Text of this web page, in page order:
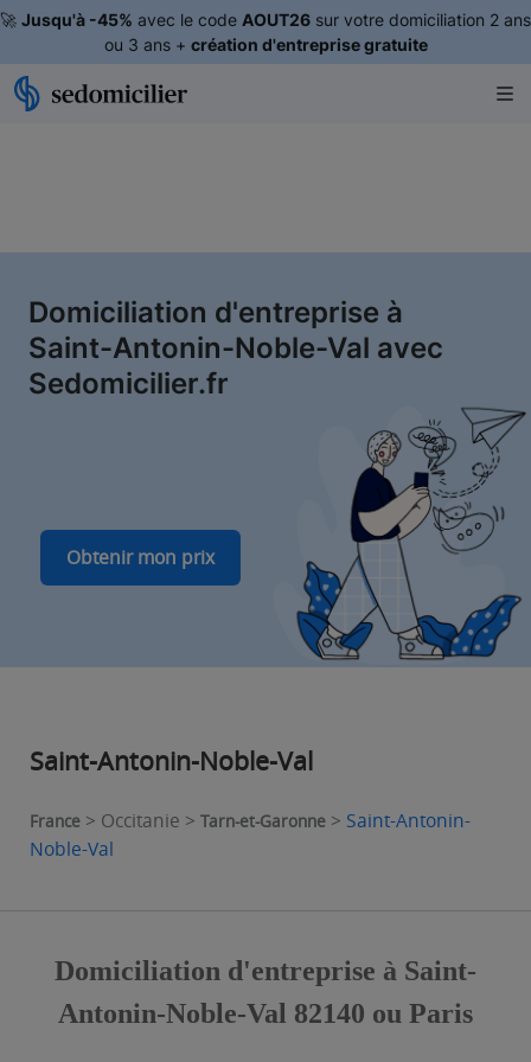
🚀 Jusqu'à -45% avec le code AOUT26 sur votre domiciliation 2 ans
ou 3 ans + création d'entreprise gratuite
Domiciliation d'entreprise à
Saint-Antonin-Noble-Val avec
Sedomicilier.fr
Obtenir mon prix
Saint-Antonin-Noble-Val
France > Occitanie > Tarn-et-Garonne > Saint-Antonin-
Noble-Val
Domiciliation d'entreprise à Saint-
Antonin-Noble-Val 82140 ou Paris